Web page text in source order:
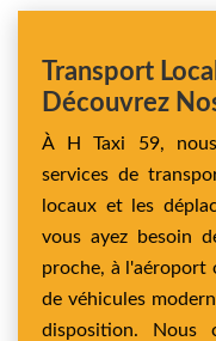
Transport
Découvrez
À H Taxi 59,
services de
locaux et les
vous ayez besoin
proche, à l'aéroport
de véhicules
disposition. Nous